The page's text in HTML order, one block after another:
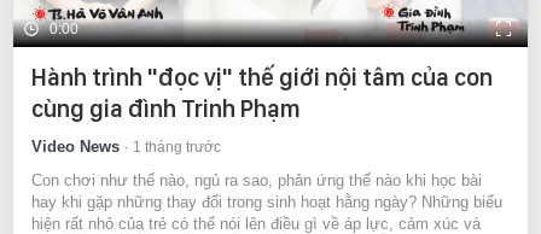
0:00
Hành trình "đọc vị" thế giới nội tâm của con
cùng gia đình Trinh Phạm
Video News 1 tháng trước
Con chơi như thế nào, ngủ ra sao, phản ứng thế nào khi học bài
hay khi gặp những thay đổi trong sinh hoạt hằng ngày? Những biểu
hiện rất nhỏ của trẻ có thể nói lên điều gì về áp lực, cảm xúc và